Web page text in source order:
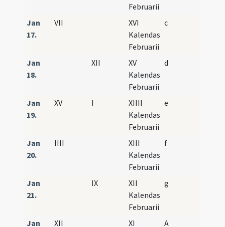
Februarii
Jan
17.
VII
XVI
Kalendas
Februarii
c
Jan
18.
XII
XV
Kalendas
Februarii
d
Jan
19.
XV I
XIIII
Kalendas
Februarii
e
Jan
20.
IIII
XIII
Kalendas
Februarii
f
Jan
21.
IX
XII
Kalendas
Februarii
g
Jan
XII
XI
A